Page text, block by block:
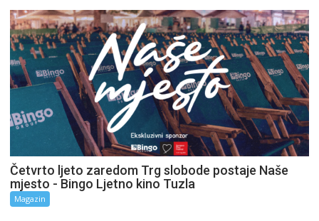
Četvrto ljeto zaredom Trg slobode postaje Naše
mjesto - Bingo Ljetno kino Tuzla
Magazin